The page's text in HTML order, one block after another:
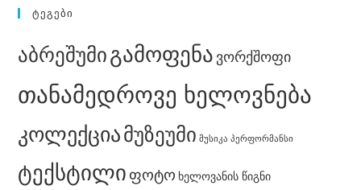
ᲢᲔᲒᲔᲑᲘ
აბრეშუმიგამოფენა ვორქშოფი
თანამედროვე ხელოვნება
კოლექციამუზეუმი მუსიკა პერფორმანსი
ტექსტილიფოტო ხელოვანის წიგნი